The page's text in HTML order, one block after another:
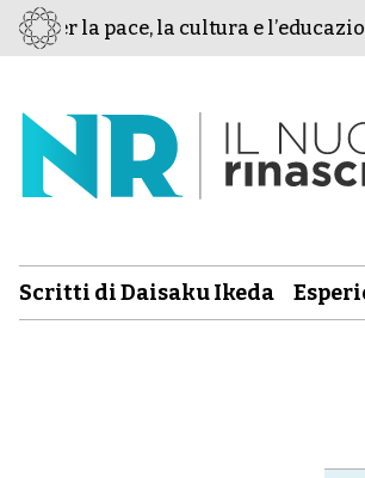
per la pace, la cultura e
Scritti di Daisaku Ikeda